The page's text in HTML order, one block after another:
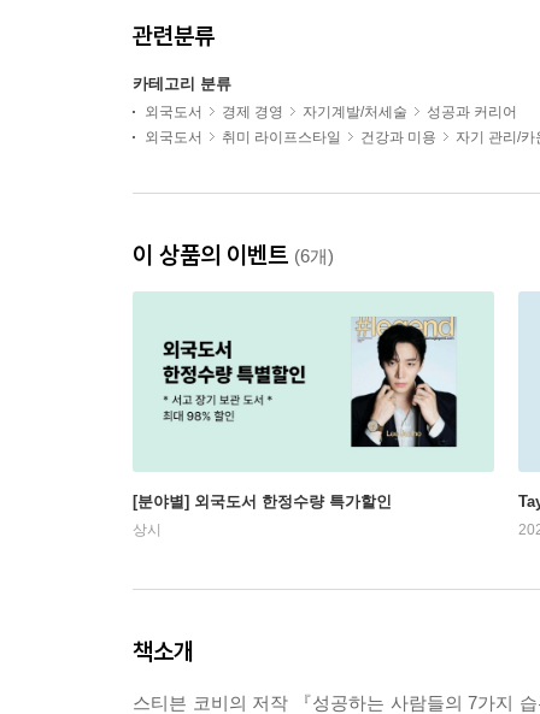
관련분류
카테고리 분류
외국도서 경제 경영 자기계발/처세술
성공과 커리어
외국도서
취미 라이프스타일 건강과 미용 자기 관리/카
이 상품의 이벤트 (6개)
[분야별] 외국도서 한정수량 특가할인
상시
책소개
스티븐 코비의 저작 『성공하는 사람들의 7가지